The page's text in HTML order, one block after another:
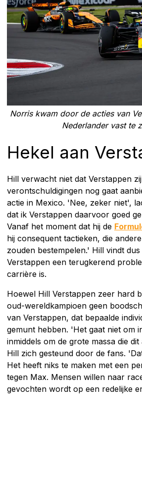
Norris kwam door de acties van
Nederlander vast te
Hekel aan
Hill verwacht niet dat Verstappen
verontschuldigingen nog gaat
actie in Mexico. 'Nee, zeker niet',
dat ik Verstappen daarvoor goed
Vanaf het moment dat hij de
hij consequent tactieken, die
zouden bestempelen.' Hill vindt
Verstappen een terugkerend
carrière is.
Hoewel Hill Verstappen zeer hard
oud-wereldkampioen geen
van Verstappen, dat bepaalde
gemunt hebben. 'Het gaat niet om
inmiddels om de grote massa die
Hill zich gesteund door de fans.
Het heeft niks te maken met een
tegen Max. Mensen willen naar
gevochten wordt op een redelijke